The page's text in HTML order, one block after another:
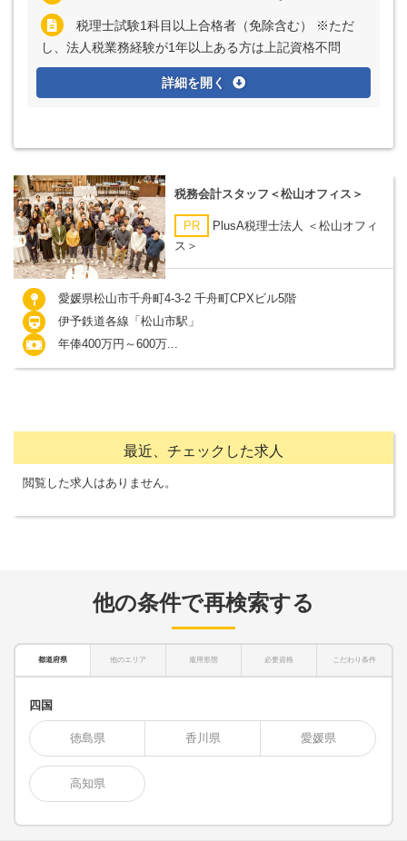
税理士試験1科目以上合格者（免除含む） ※ただ
し、法人税業務経験が1年以上ある方は上記資格不問
詳細を開く
税務会計スタッフ＜松山オフィス＞
PR
PlusA税理士法人 ＜松山オフィ
ス＞
愛媛県松山市千舟町4-3-2 千舟町CPXビル5階
伊予鉄道各線「松山市駅」
年俸400万円～600万...
最近、チェックした求人
閲覧した求人はありません。
他の条件で再検索する
都道府県 他のエリア 雇用形態 必要資格 こだわり条件
四国
徳島県 香川県 愛媛県
高知県